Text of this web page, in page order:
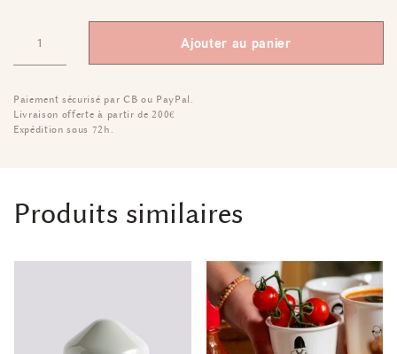
Ajouter au panier
Paiement sécurisé par CB ou PayPal.
Livraison offerte à partir de 200€
Expédition sous 72h.
Produits similaires